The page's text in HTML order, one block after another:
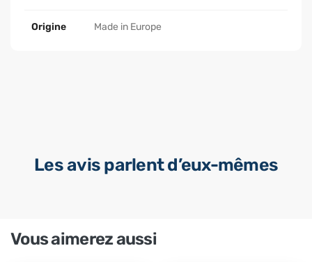
Origine Made in Europe
Les avis parlent d’eux-mêmes
Vous aimerez aussi